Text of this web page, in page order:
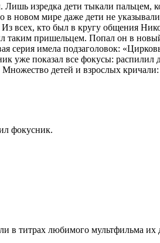
изредка дети тыкали пальцем,
в новом мире даже дети не
всех, кто был в кругу общения
пришельцем. Попал он в
серия имела подзаголовок:
уже показал все фокусы:
Множество детей и взрослых кричали:
фокусник.
в титрах любимого мультфильма